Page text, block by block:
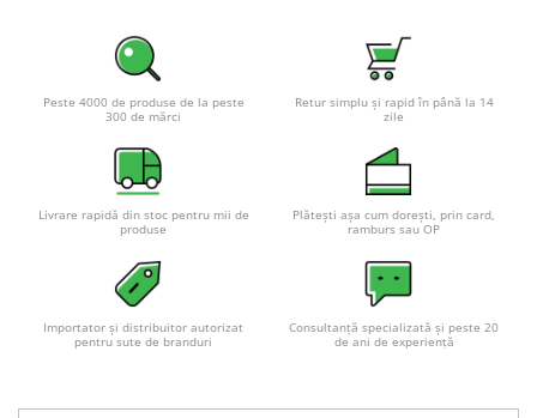
Sisteme fotovoltaice complete
mica (rulota/caravan/case de
Sisteme fotovoltaice profesionale
Pachete sisteme fotovoltaice
Statii de incarcare vehicule
Statii de incarcare
Cabluri de incarcare vehicule
electrice
electrice
Peste 4000 de produse de la peste
300 de mărci
Retur simplu și rapid în până la 14
zile
Livrare rapidă din stoc pentru mii de
produse
Plătești așa cum dorești, prin card,
ramburs sau OP
Importator și distribuitor autorizat
pentru sute de branduri
Consultanță specializată și peste 20
de ani de experiență